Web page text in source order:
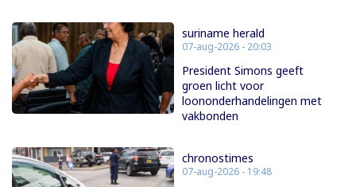
suriname herald
07-aug-2026 - 20:03
President Simons geeft
groen licht voor
loononderhandelingen met
vakbonden
chronostimes
07-aug-2026 - 19:48